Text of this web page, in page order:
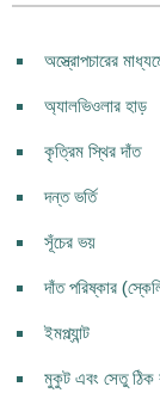
অস্ত্রোপচারের
অ্যালভিওলার হাড়
কৃত্রিম স্থির দাঁত
দন্ত ভর্তি
সূঁচের ভয়
দাঁত পরিষ্কার
ইমপ্ল্যান্ট
মুকুট এবং সেতু ঠিক